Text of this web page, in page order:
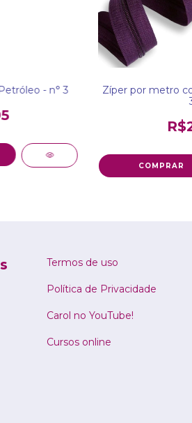
- n° 3
Zíper por metro
Termos de uso
Política de Privacidade
Carol no YouTube!
Cursos online